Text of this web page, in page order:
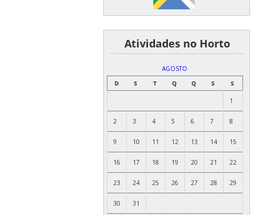
͏ ͏ ͏ ͏ ͏ ͏Atividades no Horto
AGOSTO
D
S T Q Q S S
1
2 3 4 5 6 7 8
9 10 11 12 13 14 15
16 17 18 19 20 21 22
23 24 25 26 27 28 29
30 31